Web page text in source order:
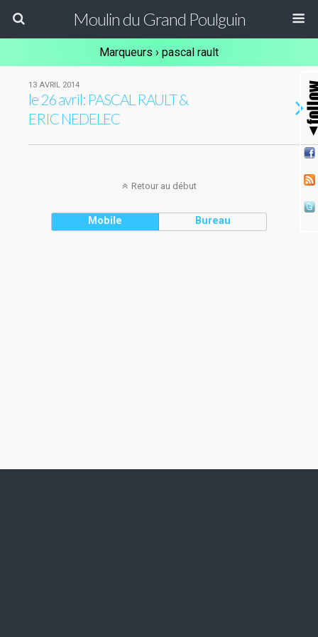
Moulin du Grand Poulguin
Marqueurs › pascal rault
13 AVRIL 2014
le 26 avril: PASCAL RAULT &
ERIC NEDELEC
Retour au début
Mobile Bureau